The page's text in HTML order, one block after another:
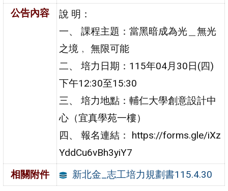
公告內容
說 明：
一、 課程主題：當黑暗成為光＿無光
之境﹐ 無限可能
二、 培力日期：115年04月30日(四)
下午12:30至15:30
三、 培力地點：輔仁大學創意設計中
心（宜真學苑一樓）
四、 報名連結： https://forms.gle/iXz
YddCu6vBh3yiY7
相關附件
新北金_志工培力規劃書115.4.30